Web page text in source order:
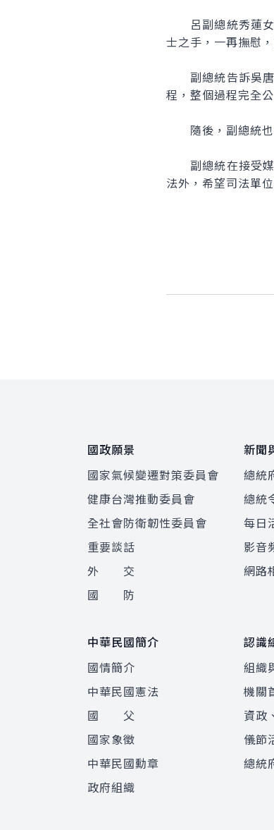
呂副總統秀蓮女
士之手，一再撫慰
副總統告訴吳唐
程，整個過程完全
隨後，副總統也
副總統在接受媒
法外，希望司法單
國政願景
國家氣候變遷對策委員會
健康台灣推動委員會
全社會防衛韌性委員會
重要談話
外 交
國 防
新聞
總統
總統
每日
影音
網路
中華民國簡介
國情簡介
中華民國憲法
國 父
國家象徵
中華民國勳章
政府組織
認識
組織
機關
資政
儀節
總統